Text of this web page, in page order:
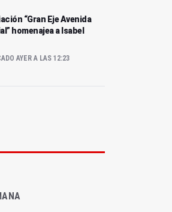
“Gran Eje Avenida
homenajea a Isabel
AYER A LAS 12:23